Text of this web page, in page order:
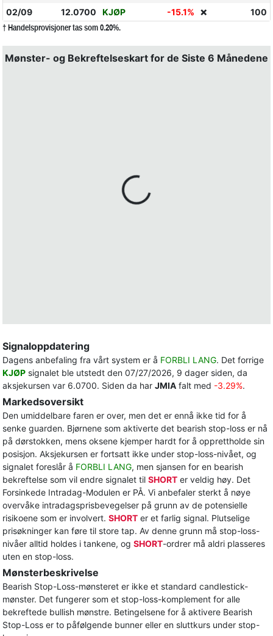
02/09
12.0700 KJØP -15.1% ❌ 100
† Handelsprovisjoner tas som 0.20%.
Mønster- og Bekreftelseskart for de Siste 6 Månedene
Signaloppdatering
Dagens anbefaling fra vårt system er å FORBLI LANG. Det forrige
KJØP signalet ble utstedt den 07/27/2026, 9 dager siden, da
aksjekursen var 6.0700. Siden da har JMIA falt med -3.29%.
Markedsoversikt
Den umiddelbare faren er over, men det er ennå ikke tid for å
senke guarden. Bjørnene som aktiverte det bearish stop-loss er nå
på dørstokken, mens oksene kjemper hardt for å opprettholde sin
posisjon. Aksjekursen er fortsatt ikke under stop-loss-nivået, og
signalet foreslår å FORBLI LANG, men sjansen for en bearish
bekreftelse som vil endre signalet til SHORT er veldig høy. Det
Forsinkede Intradag-Modulen er PÅ. Vi anbefaler sterkt å nøye
overvåke intradagsprisbevegelser på grunn av de potensielle
risikoene som er involvert. SHORT er et farlig signal. Plutselige
prisøkninger kan føre til store tap. Av denne grunn må stop-loss-
nivåer alltid holdes i tankene, og SHORT-ordrer må aldri plasseres
uten en stop-loss.
Mønsterbeskrivelse
Bearish Stop-Loss-mønsteret er ikke et standard candlestick-
mønster. Det fungerer som et stop-loss-komplement for alle
bekreftede bullish mønstre. Betingelsene for å aktivere Bearish
Stop-Loss er to påfølgende bunner eller en sluttkurs under stop-